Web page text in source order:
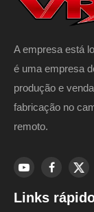
A empresa está
é uma empresa
produção e
fabricação no
remoto.
Links